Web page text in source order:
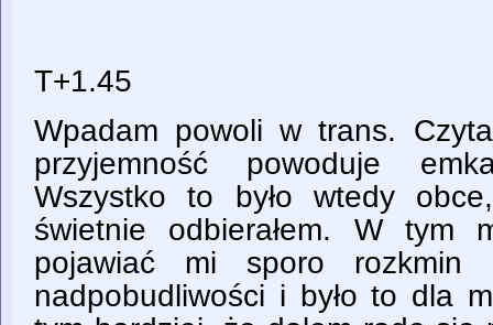
T+1.45
Wpadam powoli w trans.
przyjemność powoduje
Wszystko to było wtedy
świetnie odbierałem. W tym
pojawiać mi sporo
nadpobudliwości i było to dla